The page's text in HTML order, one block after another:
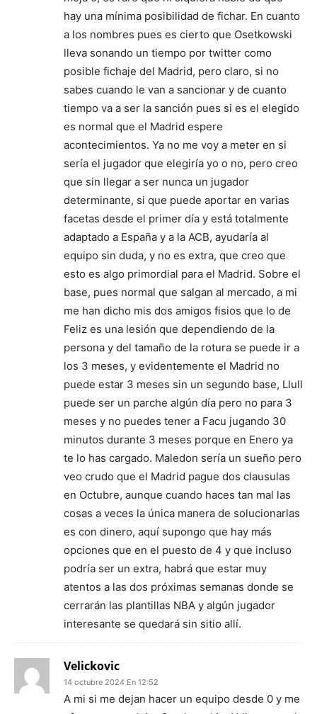
hay una mínima posibilidad de fichar. En cuanto
a los nombres pues es cierto que Osetkowski
lleva sonando un tiempo por twitter como
posible fichaje del Madrid, pero claro, si no
sabes cuando le van a sancionar y de cuanto
tiempo va a ser la sanción pues si es el elegido
es normal que el Madrid espere
acontecimientos. Ya no me voy a meter en si
sería el jugador que elegiría yo o no, pero creo
que sin llegar a ser nunca un jugador
determinante, si que puede aportar en varias
facetas desde el primer día y está totalmente
adaptado a España y a la ACB, ayudaría al
equipo sin duda, y no es extra, que creo que
esto es algo primordial para el Madrid. Sobre el
base, pues normal que salgan al mercado, a mi
me han dicho mis dos amigos fisios que lo de
Feliz es una lesión que dependiendo de la
persona y del tamaño de la rotura se puede ir a
los 3 meses, y evidentemente el Madrid no
puede estar 3 meses sin un segundo base, Llull
puede ser un parche algún día pero no para 3
meses y no puedes tener a Facu jugando 30
minutos durante 3 meses porque en Enero ya
te lo has cargado. Maledon sería un sueño pero
veo crudo que el Madrid pague dos clausulas
en Octubre, aunque cuando haces tan mal las
cosas a veces la única manera de solucionarlas
es con dinero, aquí supongo que hay más
opciones que en el puesto de 4 y que incluso
podría ser un extra, habrá que estar muy
atentos a las dos próximas semanas donde se
cerrarán las plantillas NBA y algún jugador
interesante se quedará sin sitio allí.
Velickovic
14 octubre 2024 En 12:52
A mi si me dejan hacer un equipo desde 0 y me